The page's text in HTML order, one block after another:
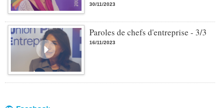
30/11/2023
Paroles de chefs d'entreprise - 3/3
16/11/2023